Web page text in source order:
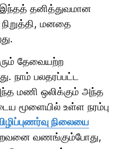
இந்தத் தனித்துவமான
மனதை
தேவையற்ற
நாம் பலதரப்பட்ட
மணி ஒலிக்கும் அந்த
மூளையில் உள்ள நரம்பு
நிலையை
வணங்கும்போது,